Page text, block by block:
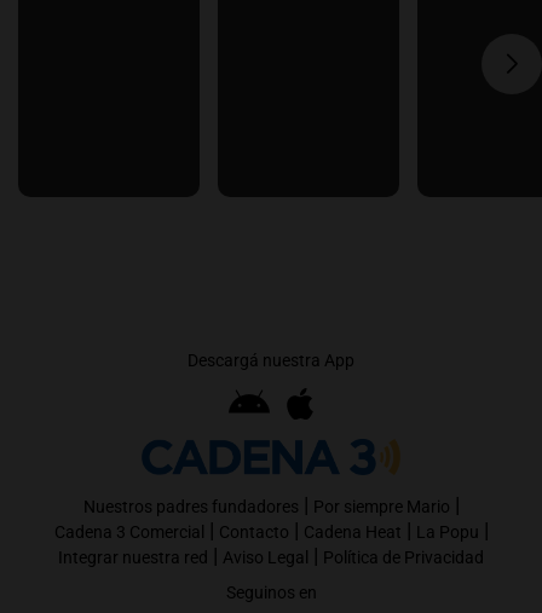
Descargá nuestra App
Nuestros padres fundadores | Por siempre Mario |
Cadena 3 Comercial | Contacto | Cadena Heat | La Popu |
Integrar nuestra red | Aviso Legal | Política de Privacidad
Seguinos en